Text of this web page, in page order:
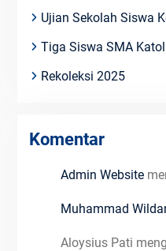
Ujian Sekolah Siswa
Tiga Siswa SMA
Rekoleksi 2025
Komentar
Admin Website
Muhammad
Aloysius Pati